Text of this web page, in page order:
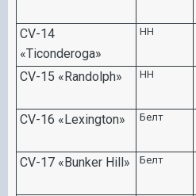
CV-14
«Ticonderoga»
НН
CV-15 «Randolph»
НН
CV-16 «Lexington»
Белт
CV-17 «Bunker Hill»
Белт